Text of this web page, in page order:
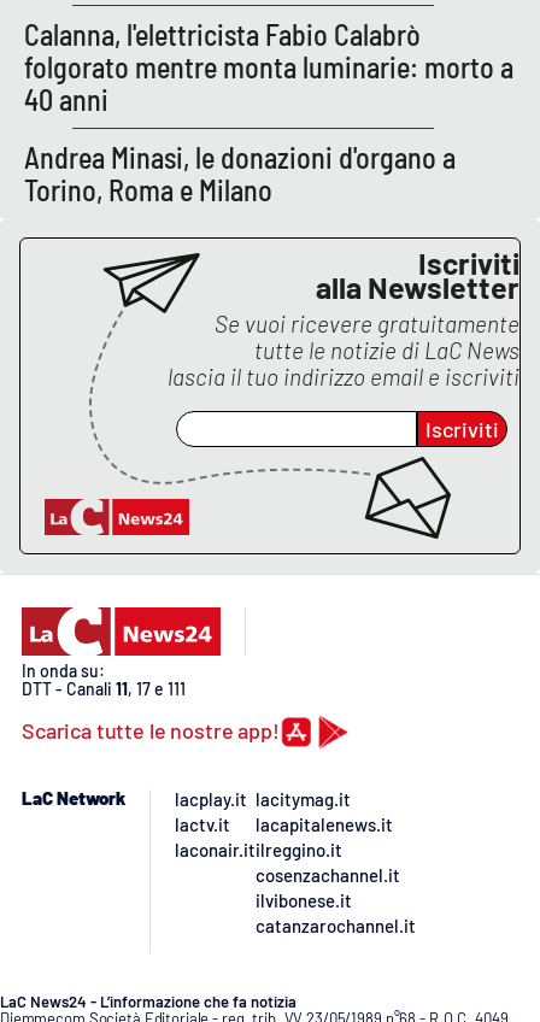
Calanna, l'elettricista Fabio Calabrò
folgorato mentre monta luminarie: morto a
40 anni
Andrea Minasi, le donazioni d'organo a
Torino, Roma e Milano
Iscriviti
alla Newsletter
Se vuoi ricevere gratuitamente
tutte le notizie di LaC News
lascia il tuo indirizzo email e iscriviti
Iscriviti
In onda su:
DTT - Canali 11, 17 e 111
Scarica tutte le nostre app!
LaC Network
lacplay.it
lactv.it
laconair.it
lacitymag.it
lacapitalenews.it
ilreggino.it
cosenzachannel.it
ilvibonese.it
catanzarochannel.it
LaC News24 - L’informazione che fa notizia
Diemmecom Società Editoriale - reg. trib. VV 23/05/1989 n°68 - R.O.C. 4049